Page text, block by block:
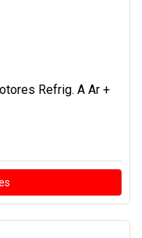
Refrig. A Ar +